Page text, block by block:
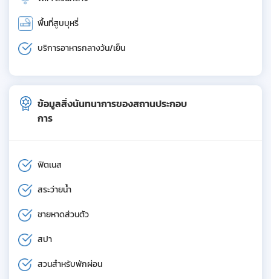
พื้นที่สูบบุหรี่
บริการอาหารกลางวัน/เย็น
ข้อมูลสิ่งนันทนาการของสถานประกอบ
การ
ฟิตเนส
สระว่ายน้ำ
ชายหาดส่วนตัว
สปา
สวนสำหรับพักผ่อน